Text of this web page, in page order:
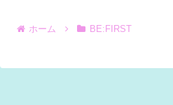
ホーム BE:FIRST